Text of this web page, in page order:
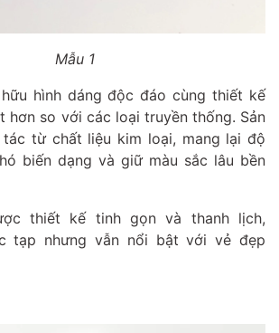
Mẫu 1
hình dáng độc đáo cùng thiết kế
hơn so với các loại truyền thống. Sản
từ chất liệu kim loại, mang lại độ
biến dạng và giữ màu sắc lâu bền
thiết kế tinh gọn và thanh lịch,
tạp nhưng vẫn nổi bật với vẻ đẹp